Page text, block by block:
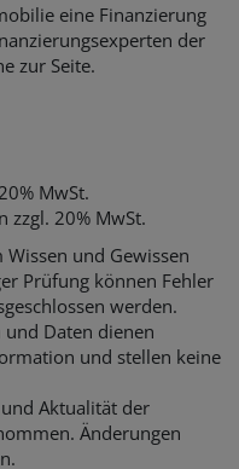
eine Finanzierung
der
zur Seite.
MwSt.
zzgl. 20% MwSt.
und Gewissen
Prüfung können Fehler
werden.
Daten dienen
und stellen keine
Aktualität der
Änderungen